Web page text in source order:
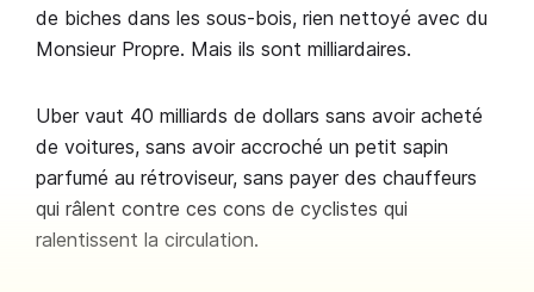
de biches dans les sous-bois, rien nettoyé avec du
Monsieur Propre. Mais ils sont milliardaires.
Uber vaut 40 milliards de dollars sans avoir acheté
de voitures, sans avoir accroché un petit sapin
parfumé au rétroviseur, sans payer des chauffeurs
qui râlent contre ces cons de cyclistes qui
ralentissent la circulation.